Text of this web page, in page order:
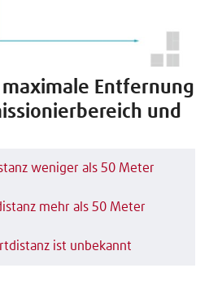
Entfernung
und
weniger als 50 Meter
mehr als 50 Meter
ist unbekannt